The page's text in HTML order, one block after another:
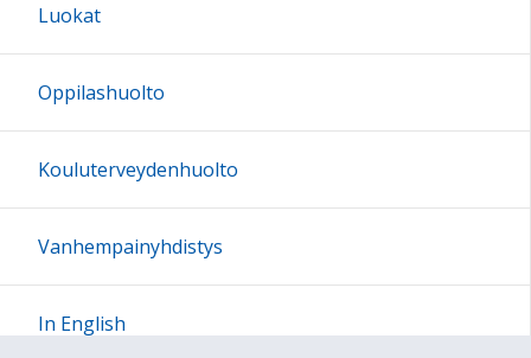
22:00
23:00
Luokat
Oppilashuolto
Kouluterveydenhuolto
Vanhempainyhdistys
In English